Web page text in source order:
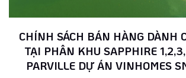
CHÍNH SÁCH BÁN HÀNG DÀNH
TẠI PHÂN KHU SAPPHIRE
PARVILLE DỰ ÁN VINHOMES